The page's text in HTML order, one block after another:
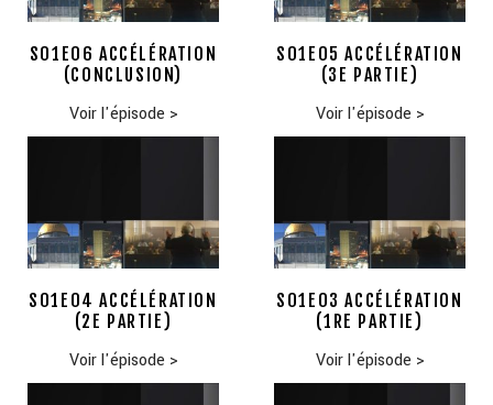
S01E06 ACCÉLÉRATION
(CONCLUSION)
Voir l'épisode >
S01E05 ACCÉLÉRATION
(3E PARTIE)
Voir l'épisode >
S01E04 ACCÉLÉRATION
(2E PARTIE)
Voir l'épisode >
S01E03 ACCÉLÉRATION
(1RE PARTIE)
Voir l'épisode >